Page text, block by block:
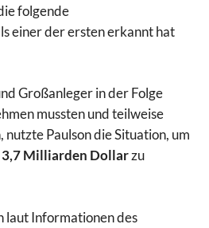
folgende
einer der ersten erkannt hat
Großanleger in der Folge
mussten und teilweise
Paulson die Situation, um
3,7 Milliarden Dollarzu
laut Informationen des